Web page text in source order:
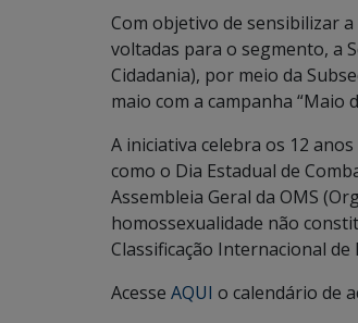
Com objetivo de sensibilizar
voltadas para o segmento, a
Cidadania), por meio da
maio com a campanha “Maio
A iniciativa celebra os 12
como o Dia Estadual de
Assembleia Geral da OMS
homossexualidade não
Classificação Internacional de
Acesse AQUI o calendário de